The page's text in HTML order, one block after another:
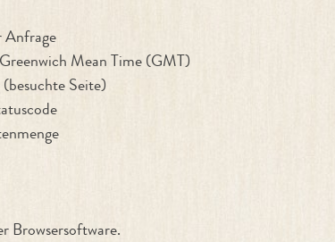
Anfrage
Mean Time (GMT)
Seite)
Browsersoftware.